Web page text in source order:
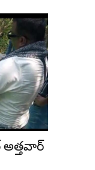
అత్తవార్